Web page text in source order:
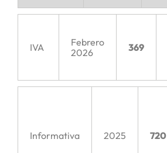
IVA
Febrero
2026
369
Informativa 2025 720